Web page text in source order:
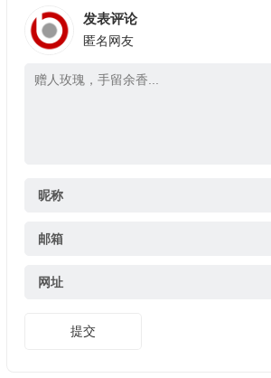
发表评论
匿名网友
昵称
邮箱
网址
提交